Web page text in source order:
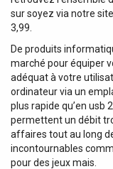
sur soyez via notre
3,99.
De produits
marché pour équiper
adéquat à votre
ordinateur via un
plus rapide qu’en usb
permettent un débit
affaires tout au long
incontournables
pour des jeux mais.